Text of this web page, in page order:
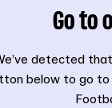
Go to
detected
below to go to